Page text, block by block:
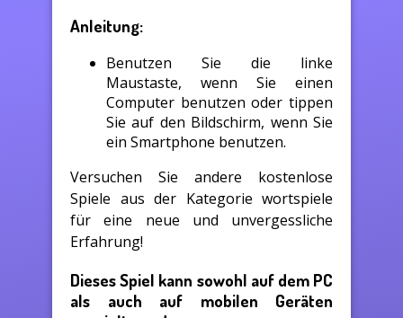
Anleitung:
Benutzen Sie die linke
Maustaste, wenn Sie einen
Computer benutzen oder tippen
Sie auf den Bildschirm, wenn Sie
ein Smartphone benutzen.
Versuchen Sie andere kostenlose
Spiele aus der Kategorie wortspiele
für eine neue und unvergessliche
Erfahrung!
Dieses Spiel kann sowohl auf dem PC
als auch auf mobilen Geräten